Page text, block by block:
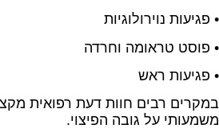
• פגיעות נוירולוגיות
• פוסט טראומה וחרדה
• פגיעות ראש
במקרים רבים חוות דעת רפואית
משמעותי על גובה הפיצוי.